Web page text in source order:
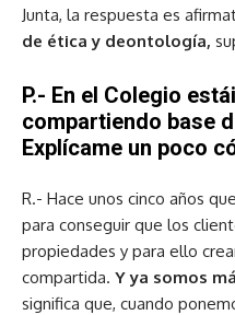
Junta, la respuesta es
de ética y deontología,
P.- En el Colegio
compartiendo base
Explícame un poco
R.- Hace unos cinco años
para conseguir que los
propiedades y para ello
compartida. Y ya somos
significa que, cuando